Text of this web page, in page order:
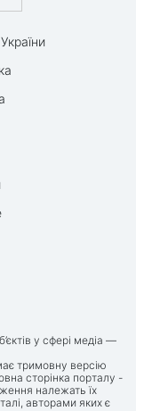
у сфері медіа —
тримовну версію
сторінка порталу -
належать їх
авторами яких є